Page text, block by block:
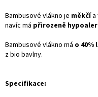
Bambusové vlákno je měkčí a
navíc má přirozeně
Bambusové vlákno má o
z bio bavlny.
Specifikace: